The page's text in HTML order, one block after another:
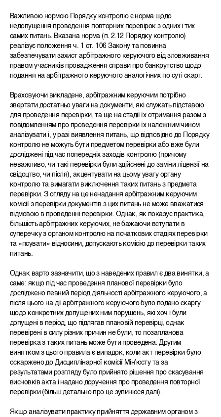
Важливою нормою Порядку контролю є норма щодо
недопущення проведення повторних перевірок з одних і тих
самих питань. Вказана норма (п. 2.12 Порядку контролю)
реалізує положення ч. 1 ст. 106 Закону та повинна
забезпечувати захист арбітражного керуючого від зловживання
правом учасників провадження справи про банкрутство щодо
подання на арбітражного керуючого аналогічних по суті скарг.
Враховуючи викладене, арбітражним керуючим потрібно
звертати достатньо уваги на документи, які служать підставою
для проведення перевірки, та ще на стадії їх отримання разом з
повідомленням про проведення перевірки їх належним чином
аналізувати і, у разі виявлення питань, що відповідно до Порядку
контролю не можуть бути предметом перевірки або вже були
досліджені під час попередніх заходів контролю (причому
неважливо, чи такі перевірки були здійснені до заміни ліцензії на
свідоцтво, чи після), акцентувати на цьому увагу органу
контролю та вимагати виключення таких питань з предмета
перевірки. З огляду на це ненадання арбітражним керуючим
комісії з перевірки документів з цих питань не може вважатися
відмовою в проведенні перевірки. Однак, як показує практика,
більшість арбітражних керуючих, не бажаючи вступати в
суперечку з органом контролю на початкових стадіях перевірки
та «псувати» відносини, допускають комісію до перевірки таких
питань.
Однак варто зазначити, що з наведених правил є два винятки, а
саме: якщо під час проведення планової перевірки було
досліджено певний період діяльності арбітражного керуючого, а
після цього на дії арбітражного керуючого було подано скаргу
щодо конкретних допущених ним порушень, які хоч і були
допущені в період, що підлягав плановій перевірці, однак
перевірені в силу різних причин не були, то позапланова
перевірка з таких питань може бути проведена. Другим
винятком з цього правила є випадок, коли акт перевірки було
оскаржено до Дисциплінарної комісії Мін’юсту та за
результатами розгляду було прийнято рішення про скасування
висновків акта і надано доручення про проведення повторної
перевірки (більш детально про це зупинюся далі).
Якщо аналізувати практику прийняття державним органом з